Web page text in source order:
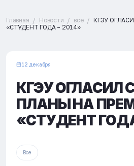
Главная Новости все
КГЭУ
«СТУДЕНТ ГОДА – 2014»
12 декабря
КГЭУ ОГЛАСИЛ
ПЛАНЫ НА
«СТУДЕНТ
Все